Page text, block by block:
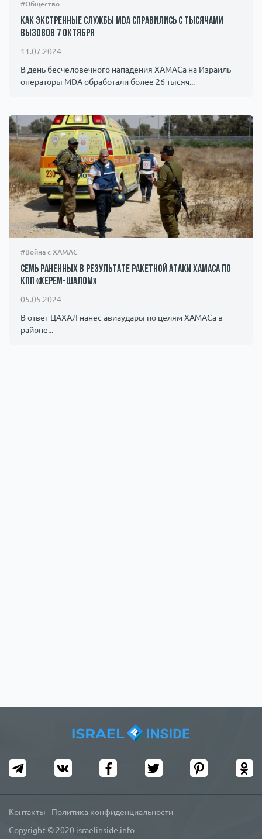
#Общество
Как экстренные службы MDA справились с тысячами
вызовов 7 октября
11.07.2024
В день бесчеловечного нападения ХАМАСа на Израиль
операторы MDA обработали более 26 тысяч...
#Война с ХАМАС
Семь раненных в результате ракетной атаки ХАМАСа по
КПП «Керем-Шалом»
05.05.2024
В ответ ЦАХАЛ нанес авиаудары по целям ХАМАСа в
районе...
Copyright © 2020 israelinside.info
Контакты Политика конфиденциальности